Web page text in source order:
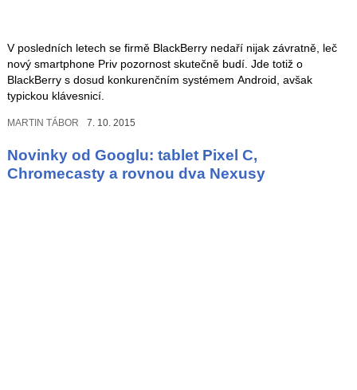
V posledních letech se firmě BlackBerry nedaří nijak závratně, leč
nový smartphone Priv pozornost skutečně budí. Jde totiž o
BlackBerry s dosud konkurenčním systémem Android, avšak
typickou klávesnicí.
MARTIN TÁBOR 7. 10. 2015
Novinky od Googlu: tablet Pixel C,
Chromecasty a rovnou dva Nexusy